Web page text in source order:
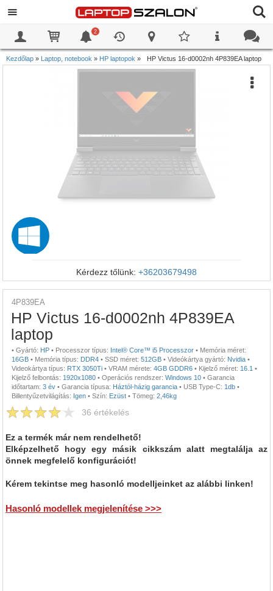
2
Kezdőlap » Laptop, notebook » HP laptopok » HP Victus 16-d0002nh 4P839EA laptop
Kérdezz tőlünk: +36203679498
4P839EA
HP Victus 16-d0002nh 4P839EA
laptop
• Gyártó: HP • Processzor típus: Intel® Core™ i5 Processzor • Memória méret:
16GB • Memória típus: DDR4 • SSD méret: 512GB • Videókártya gyártó: Nvidia •
Videokártya típus: RTX 3050Ti • VRAM mérete: 4GB GDDR6 • Kijelző méret: 16.1 •
Kijelző felbontás: 1920x1080 • Operációs rendszer: Windows 10 • Garancia
időtartam: 3 év • Garancia típusa: Háztól-házig garancia • USB Type-C: 1db •
Billentyűzetvilágítás: Igen • Szín: Ezüst • Tömeg: 2,46kg
36 értékelés
Ez a termék már nem rendelhető!
Elképzelhető hogy egy másik cikkszám alatt megtalálja az
önnek megfelelő konfigurációt!
Kérem tekintse meg hasonló modelljeinket az alábbi linken!
Hasonló modellek megjelenítése >>>
0
0